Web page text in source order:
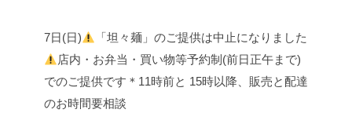
7日(日)
「坦々麺」のご提供は中止になりました
店内・お弁当・買い物等予約制(前日正午まで)
でのご提供です ＊11時前と 15時以降、販売と配達
のお時間要相談